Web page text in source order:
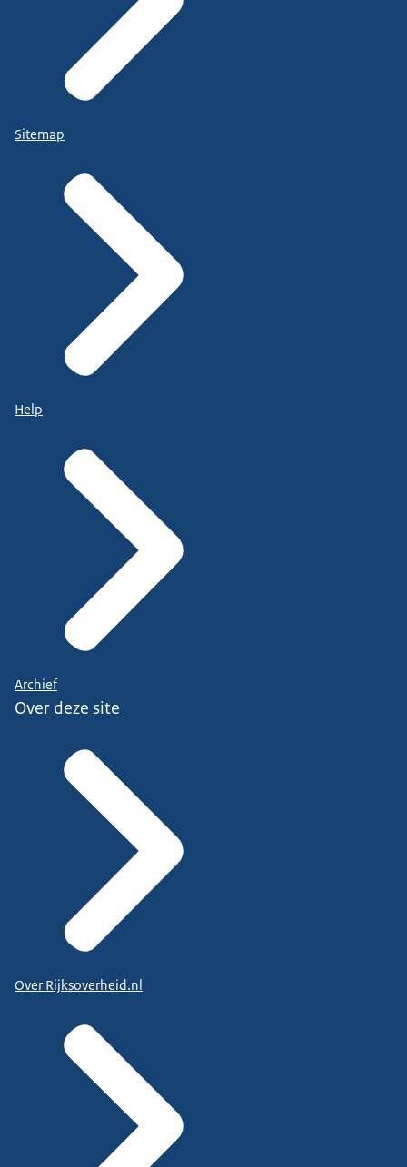
Sitemap
Help
Archief
Over deze site
Over Rijksoverheid.nl